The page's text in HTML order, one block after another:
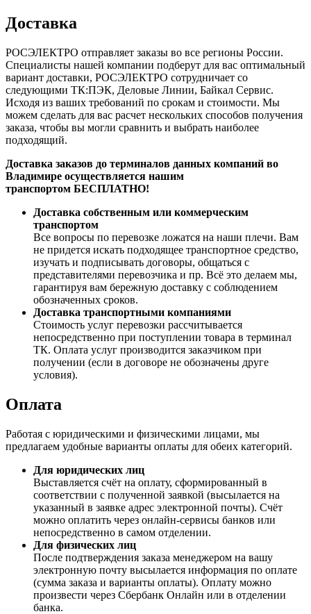
Доставка
РОСЭЛЕКТРО отправляет заказы во все регионы России.
Специалисты нашей компании подберут для вас оптимальный
вариант доставки, РОСЭЛЕКТРО сотрудничает со
следующими ТК:ПЭК, Деловые Линии, Байкал Сервис.
Исходя из ваших требований по срокам и стоимости. Мы
можем сделать для вас расчет нескольких способов получения
заказа, чтобы вы могли сравнить и выбрать наиболее
подходящий.
Доставка заказов до терминалов данных компаний во
Владимире осуществляется нашим
транспортом БЕСПЛАТНО!
Доставка собственным или коммерческим
транспортом
Все вопросы по перевозке ложатся на наши плечи. Вам
не придется искать подходящее транспортное средство,
изучать и подписывать договоры, общаться с
представителями перевозчика и пр. Всё это делаем мы,
гарантируя вам бережную доставку с соблюдением
обозначенных сроков.
Доставка транспортными компаниями
Стоимость услуг перевозки рассчитывается
непосредственно при поступлении товара в терминал
ТК. Оплата услуг производится заказчиком при
получении (если в договоре не обозначены друге
условия).
Оплата
Работая с юридическими и физическими лицами, мы
предлагаем удобные варианты оплаты для обеих категорий.
Для юридических лиц
Выставляется счёт на оплату, сформированный в
соответствии с полученной заявкой (высылается на
указанный в заявке адрес электронной почты). Счёт
можно оплатить через онлайн-сервисы банков или
непосредственно в самом отделении.
Для физических лиц
После подтверждения заказа менеджером на вашу
электронную почту высылается информация по оплате
(сумма заказа и варианты оплаты). Оплату можно
произвести через Сбербанк Онлайн или в отделении
банка.